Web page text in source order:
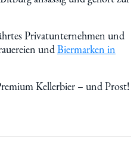
Privatunternehmen und
undBiermarken in
Kellerbier – und Prost!